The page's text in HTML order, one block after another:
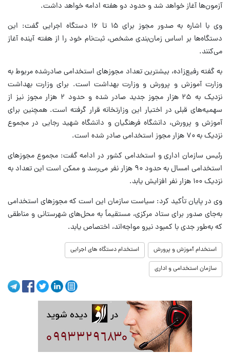
آزمون‌ها آغاز خواهد شد و حدود دو هفته ادامه خواهد داشت.
وی با اشاره به صدور مجوز برای ۱۵ تا ۱۶ دستگاه اجرایی گفت: این
دستگاه‌ها بر اساس زمان‌بندی مشخص، ثبت‌نام خود را از هفته آینده آغاز
می‌کنند.
به گفته رفیع‌زاده، بیشترین تعداد مجوزهای استخدامی صادرشده مربوط به
وزارت آموزش و پرورش و وزارت بهداشت است. برای وزارت بهداشت
نزدیک به ۲۵ هزار مجوز جدید صادر شده و حدود ۲ هزار مجوز نیز از
سهمیه‌های قبلی در اختیار این وزارتخانه قرار گرفته است. همچنین برای
آموزش و پرورش، دانشگاه فرهنگیان و دانشگاه شهید رجایی در مجموع
نزدیک به ۷۰ هزار مجوز استخدامی صادر شده است.
رئیس سازمان اداری و استخدامی کشور در ادامه گفت: مجموع مجوزهای
استخدامی امسال به حدود ۹۰ هزار نفر می‌رسد و ممکن است این تعداد به
نزدیک ۱۰۰ هزار نفر افزایش یابد.
وی در پایان تأکید کرد: سیاست سازمان این است که مجوزهای استخدامی
به‌جای صدور برای ستاد مرکزی، مستقیماً به محل‌های شهرستانی و مناطقی
که به‌طور جدی با کمبود نیرو مواجه‌اند، اختصاص یابد.
استخدام آموزش و پرورش استخدام دستگاه های اجرایی
سازمان استخدامی و اداری